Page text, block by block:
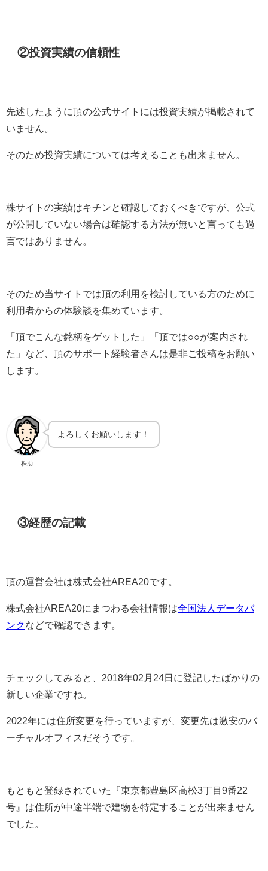
②投資実績の信頼性
先述したように頂の公式サイトには投資実績が掲載されて
いません。
そのため投資実績については考えることも出来ません。
株サイトの実績はキチンと確認しておくべきですが、公式
が公開していない場合は確認する方法が無いと言っても過
言ではありません。
そのため当サイトでは頂の利用を検討している方のために
利用者からの体験談を集めています。
「頂でこんな銘柄をゲットした」「頂では○○が案内され
た」など、頂のサポート経験者さんは是非ご投稿をお願い
します。
株助
よろしくお願いします！
③経歴の記載
頂の運営会社は株式会社AREA20です。
株式会社AREA20にまつわる会社情報は全国法人データバ
ンクなどで確認できます。
チェックしてみると、2018年02月24日に登記したばかりの
新しい企業ですね。
2022年には住所変更を行っていますが、変更先は激安のバ
ーチャルオフィスだそうです。
もともと登録されていた『東京都豊島区高松3丁目9番22
号』は住所が中途半端で建物を特定することが出来ません
でした。